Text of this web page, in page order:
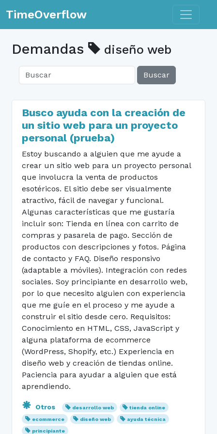
TimeOverflow Toggle
Demandas diseño web
Buscar
Busco ayuda con la creación de
un sitio web para un proyecto
personal (prueba)
Estoy buscando a alguien que me ayude a
crear un sitio web para un proyecto personal
que involucra la venta de productos
esotéricos. El sitio debe ser visualmente
atractivo, fácil de navegar y funcional.
Algunas características que me gustaría
incluir son: Tienda en línea con carrito de
compras y pasarela de pago. Sección de
productos con descripciones y fotos. Página
de contacto y FAQ. Diseño responsivo
(adaptable a móviles). Integración con redes
sociales. Soy principiante en desarrollo web,
por lo que necesito alguien con experiencia
que me guíe en el proceso y me ayude a
construir el sitio desde cero. Requisitos:
Conocimiento en HTML, CSS, JavaScript y
alguna plataforma de ecommerce
(WordPress, Shopify, etc.) Experiencia en
diseño web y creación de tiendas online.
Paciencia para ayudar a alguien que está
aprendiendo.
Otros desarrollo web
tienda online
ecommerce
diseño web
ayuda técnica
principiante